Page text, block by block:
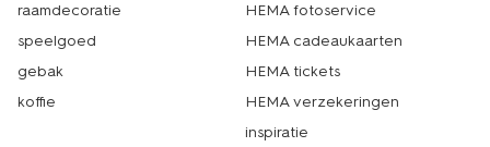
raamdecoratie
speelgoed
gebak
koffie
HEMA fotoservice
HEMA cadeaukaarten
HEMA tickets
HEMA verzekeringen
inspiratie